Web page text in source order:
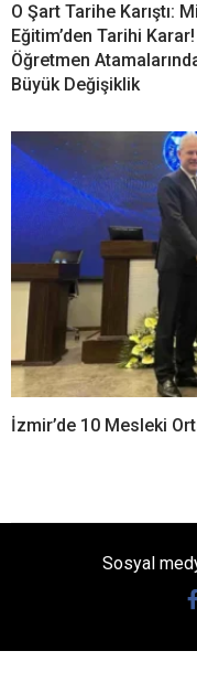
O Şart Tarihe Karıştı:
Eğitim’den Tarihi Karar!
Öğretmen
Büyük Değişiklik
İzmir’de 10 Mesleki
Sosyal